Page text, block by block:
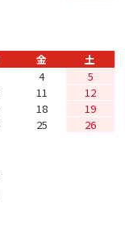
金
土
4
5
11
12
18
19
25
26